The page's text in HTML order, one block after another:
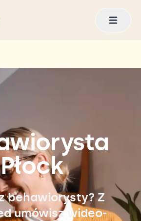
Płock
behawiorysty? Z
umówisz wideo-